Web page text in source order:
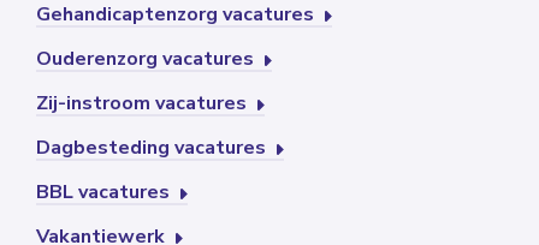
Gehandicaptenzorg vacatures
Ouderenzorg vacatures
Zij-instroom vacatures
Dagbesteding vacatures
BBL vacatures
Vakantiewerk